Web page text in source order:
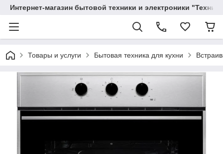
Интернет-магазин бытовой техники и электроники
Товары и услуги Бытовая техника для кухни